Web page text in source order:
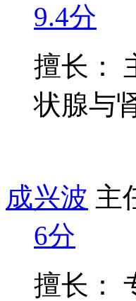
9.4分
擅长：
状腺与
成兴波 主
6分
擅长：